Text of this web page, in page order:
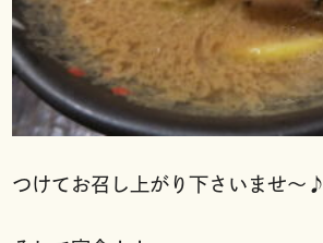
つけてお召し上がり下さいませ〜♪